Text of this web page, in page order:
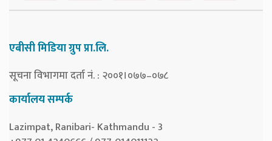
एबीसी मिडिया ग्रुप प्रा.लि.
सूचना विभागमा दर्ता नं. : २००१।०७७–०७८
कार्यालय सम्पर्क
Lazimpat, Ranibari- Kathmandu - 3